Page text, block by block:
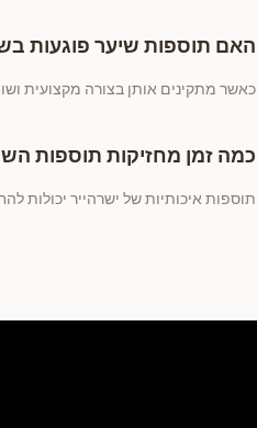
האם תוספות שיער פוגעות
כאשר מתקינים אותן בצורה מקצועית
כמה זמן מחזיקות תוספות
תוספות איכותיות של ישרהייר יכולות